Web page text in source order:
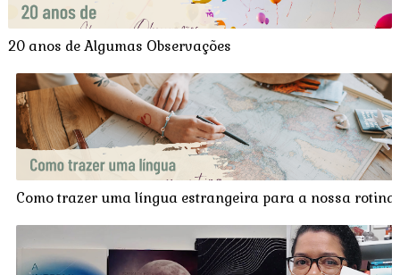
20 anos de Algumas Observações
Como trazer uma língua estrangeira para a nossa rotina